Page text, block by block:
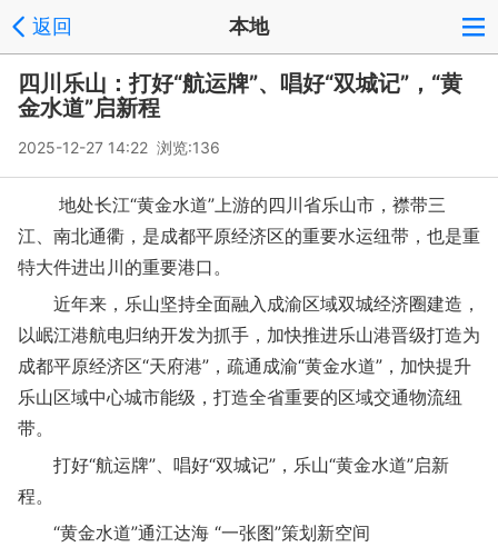
返回 本地
四川乐山：打好“航运牌”、唱好“双城记”，“黄
金水道”启新程
2025-12-27 14:22 浏览:136
地处长江“黄金水道”上游的四川省乐山市，襟带三
江、南北通衢，是成都平原经济区的重要水运纽带，也是重
特大件进出川的重要港口。
近年来，乐山坚持全面融入成渝区域双城经济圈建造，
以岷江港航电归纳开发为抓手，加快推进乐山港晋级打造为
成都平原经济区“天府港”，疏通成渝“黄金水道”，加快提升
乐山区域中心城市能级，打造全省重要的区域交通物流纽
带。
打好“航运牌”、唱好“双城记”，乐山“黄金水道”启新
程。
“黄金水道”通江达海 “一张图”策划新空间